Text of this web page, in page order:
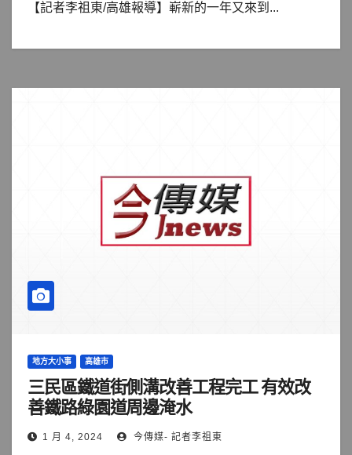
【記者李祖東/高雄報導】嶄新的一年又來到...
地方大小事 高雄市
三民區鐵道街側溝改善工程完工 有效改
善鐵路綠園道周邊淹水
1 月 4, 2024 今傳媒- 記者李祖東